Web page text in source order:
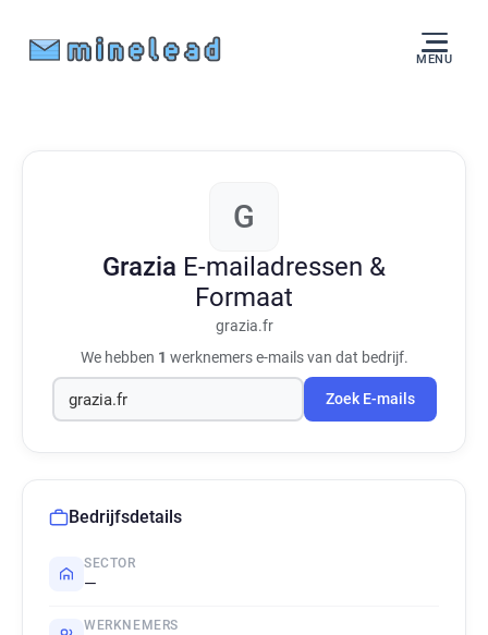
MENU
G
Grazia E-mailadressen &
Formaat
grazia.fr
We hebben 1 werknemers e-mails van dat bedrijf.
Zoek E-mails
Bedrijfsdetails
SECTOR
—
WERKNEMERS